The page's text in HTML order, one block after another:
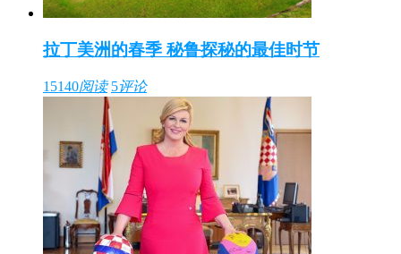
拉丁美洲的春季 秘鲁探秘的最佳时节
15140阅读 5评论